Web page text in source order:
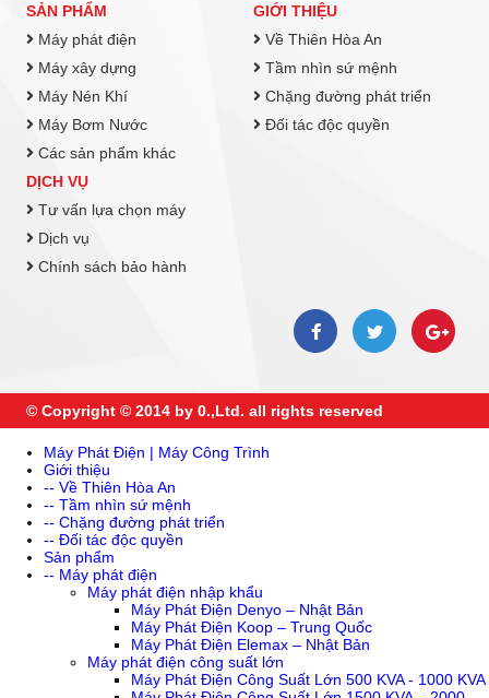
SẢN PHẨM
Máy phát điện
Máy xây dựng
Máy Nén Khí
Máy Bơm Nước
Các sản phẩm khác
GIỚI THIỆU
Về Thiên Hòa An
Tầm nhìn sứ mệnh
Chặng đường phát triển
Đối tác độc quyền
DỊCH VỤ
Tư vấn lựa chọn máy
Dịch vụ
Chính sách bảo hành
© Copyright © 2014 by 0.,Ltd. all rights reserved
Máy Phát Điện | Máy Công Trình
Giới thiệu
-- Về Thiên Hòa An
-- Tầm nhìn sứ mệnh
-- Chặng đường phát triển
-- Đối tác độc quyền
Sản phẩm
-- Máy phát điện
Máy phát điện nhập khẩu
Máy Phát Điện Denyo – Nhật Bản
Máy Phát Điện Koop – Trung Quốc
Máy Phát Điện Elemax – Nhật Bản
Máy phát điện công suất lớn
Máy Phát Điện Công Suất Lớn 500 KVA - 1000 KVA